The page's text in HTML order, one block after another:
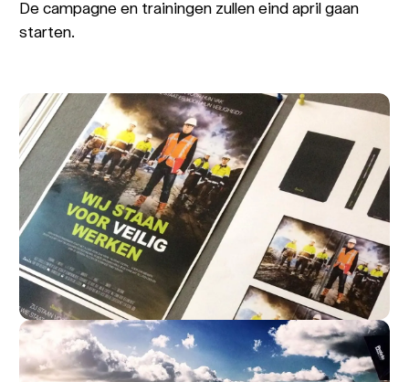
De campagne en trainingen zullen eind april gaan
starten.